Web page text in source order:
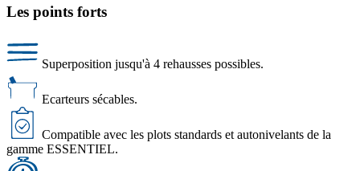
Les points forts
Superposition jusqu'à 4 rehausses possibles.
Ecarteurs sécables.
Compatible avec les plots standards et autonivelants de la
gamme ESSENTIEL.